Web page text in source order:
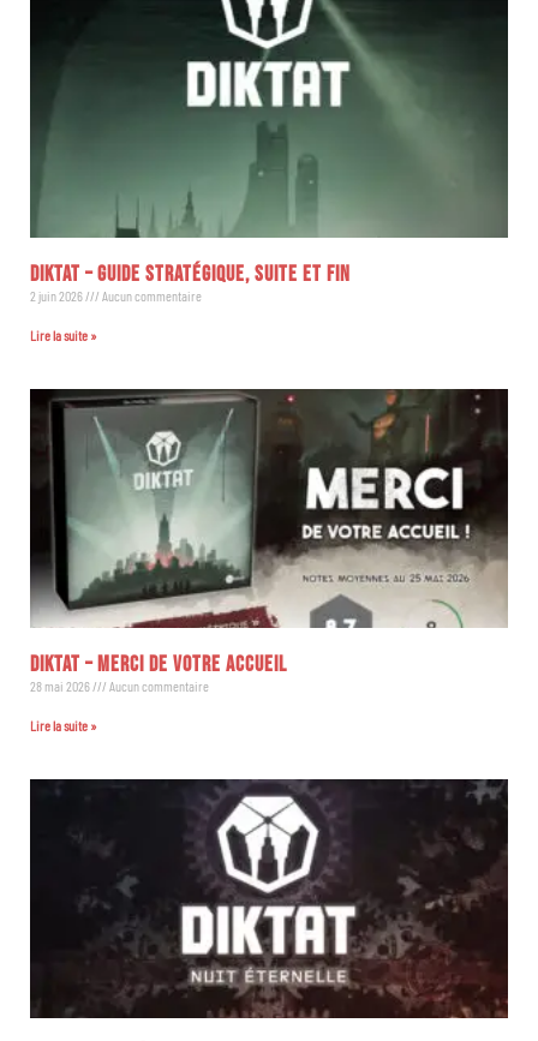
DIKTAT – GUIDE STRATÉGIQUE, SUITE ET FIN
2 juin 2026 Aucun commentaire
Lire la suite »
DIKTAT – MERCI DE VOTRE ACCUEIL
28 mai 2026 Aucun commentaire
Lire la suite »